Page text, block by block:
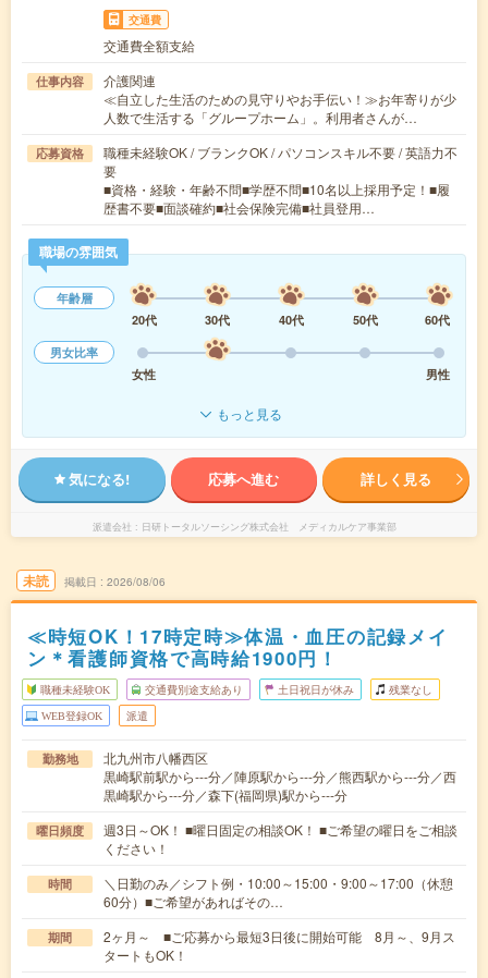
交通費
交通費全額支給
仕事内容
介護関連
≪自立した生活のための見守りやお手伝い！≫お年寄りが少
人数で生活する「グループホーム」。利用者さんが…
応募資格
職種未経験OK / ブランクOK / パソコンスキル不要 / 英語力不
要
■資格・経験・年齢不問■学歴不問■10名以上採用予定！■履
歴書不要■面談確約■社会保険完備■社員登用…
職場の雰囲気
年齢層
20代
30代 40代 50代
60代
男女比率
女性
男性
もっと見る
気になる! 応募へ進む 詳しく見る
派遣会社 日研トータルソーシング株式会社 メディカルケア事業部
未読 掲載日 2026/08/06
≪時短OK！17時定時≫体温・血圧の記録メイ
ン＊看護師資格で高時給1900円！
職種未経験OK 交通費別途支給あり 土日祝日が休み 残業なし
WEB登録OK 派遣
勤務地
北九州市八幡西区
黒崎駅前駅から---分／陣原駅から---分／熊西駅から---分／西
黒崎駅から---分／森下(福岡県)駅から---分
曜日頻度
週3日～OK！ ■曜日固定の相談OK！ ■ご希望の曜日をご相談
ください！
時間
＼日勤のみ／シフト例・10:00～15:00・9:00～17:00（休憩
60分）■ご希望があればその…
期間
2ヶ月～ ■ご応募から最短3日後に開始可能 8月～、9月ス
タートもOK！